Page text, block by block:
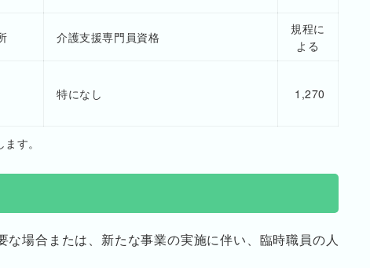
介護支援専門員資格
規程に
よる
特になし 1,270
す。
場合または、新たな事業の実施に伴い、臨時職員の人